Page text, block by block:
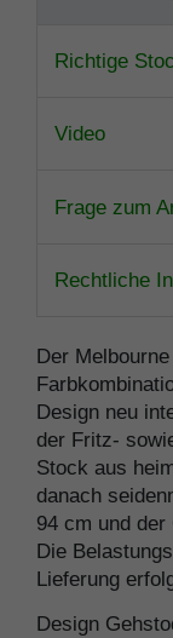
Richtige
Video
Frage zum
Rechtliche
Der
Design neu
der Fritz-
Stock aus
danach
94 cm und
Die
Lieferung
Design